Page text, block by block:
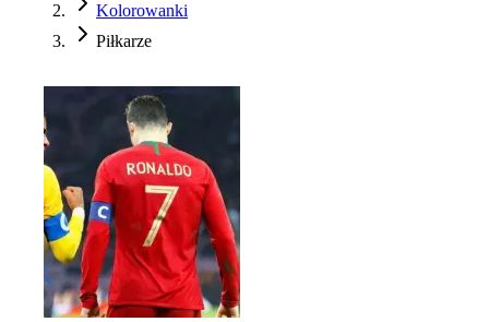
Kolorowanki
Piłkarze